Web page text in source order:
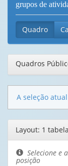
grupos de
Quadro
Quadros
A seleção
Editor
de
layout
Layout: 1
Selecione e
posição